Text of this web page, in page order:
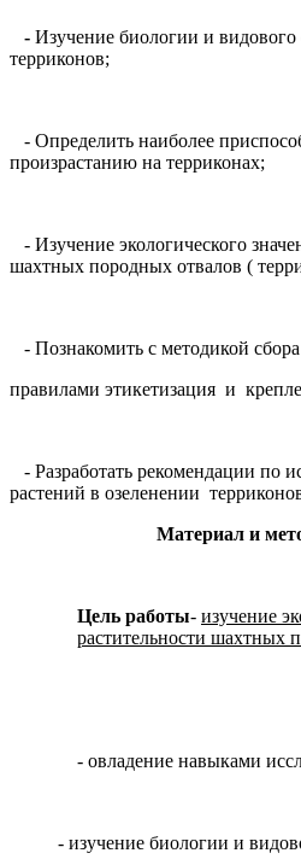
- Изучение биологии и видового
терриконов;
- Определить наиболее
произрастанию на терриконах;
- Изучение экологического
шахтных породных отвалов (
- Познакомить с методикой
правилами этикетизация и
- Разработать рекомендации по
растений в
Материал и
Цель работы- изучение
растительности шахтных
- овладение навыками
- изучение биологии и